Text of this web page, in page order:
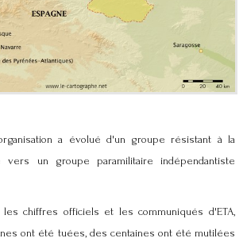
a évolué d'un groupe résistant à la
vers un groupe paramilitaire indépendantiste
les chiffres officiels et les communiqués d'ETA,
ont été tuées, des centaines ont été mutilées